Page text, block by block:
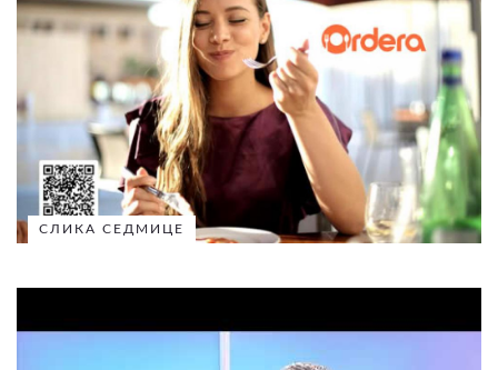
СЛИКА СЕДМИЦЕ